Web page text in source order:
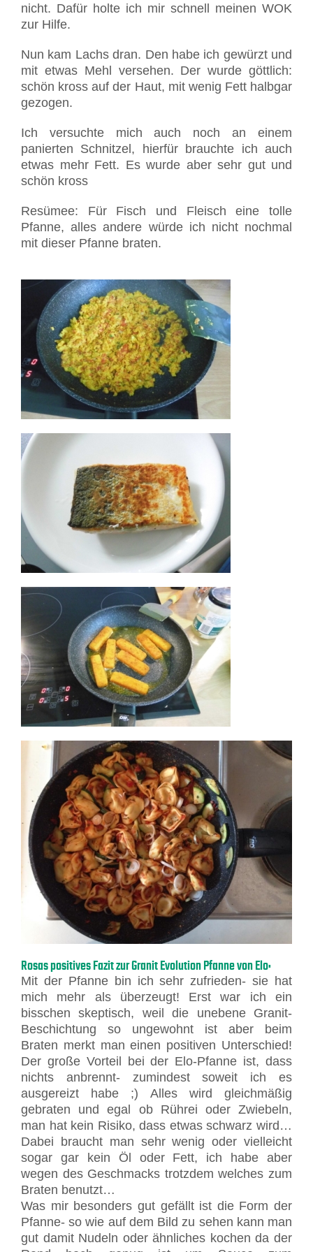
nicht. Dafür holte ich mir schnell meinen WOK
zur Hilfe.
Nun kam Lachs dran. Den habe ich gewürzt und
mit etwas Mehl versehen. Der wurde göttlich:
schön kross auf der Haut, mit wenig Fett halbgar
gezogen.
Ich versuchte mich auch noch an einem
panierten Schnitzel, hierfür brauchte ich auch
etwas mehr Fett. Es wurde aber sehr gut und
schön kross
Resümee: Für Fisch und Fleisch eine tolle
Pfanne, alles andere würde ich nicht nochmal
mit dieser Pfanne braten.
Rosas positives Fazit zur Granit Evolution Pfanne von Elo:
Mit der Pfanne bin ich sehr zufrieden- sie hat
mich mehr als überzeugt! Erst war ich ein
bisschen skeptisch, weil die unebene Granit-
Beschichtung so ungewohnt ist aber beim
Braten merkt man einen positiven Unterschied!
Der große Vorteil bei der Elo-Pfanne ist, dass
nichts anbrennt- zumindest soweit ich es
ausgereizt habe ;) Alles wird gleichmäßig
gebraten und egal ob Rührei oder Zwiebeln,
man hat kein Risiko, dass etwas schwarz wird…
Dabei braucht man sehr wenig oder vielleicht
sogar gar kein Öl oder Fett, ich habe aber
wegen des Geschmacks trotzdem welches zum
Braten benutzt…
Was mir besonders gut gefällt ist die Form der
Pfanne- so wie auf dem Bild zu sehen kann man
gut damit Nudeln oder ähnliches kochen da der